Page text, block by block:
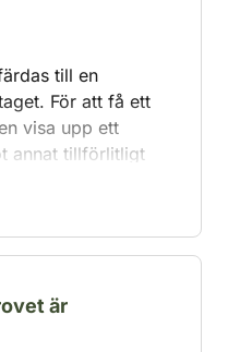
till en
För att få ett
visa upp ett
annat tillförlitligt
har rätt att jaga i
avlägga en finsk
av
är